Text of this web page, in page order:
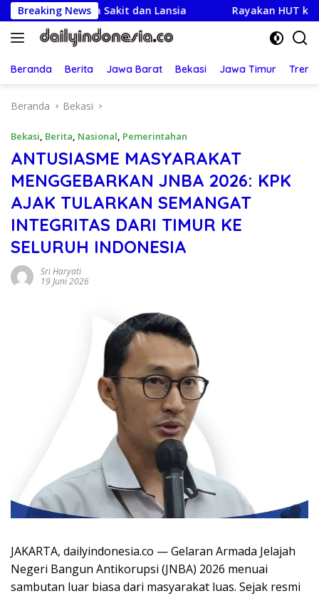
Langsung
ke
konten
Breaking News
Sakit dan Lansia Rayakan HUT ke-25,Partai
Beranda Berita Jawa Barat Bekasi Jawa Timur
Beranda Bekasi
Bekasi, Berita, Nasional, Pemerintahan
ANTUSIASME MASYARAKAT
MENGGEBARKAN JNBA 2026: KPK
AJAK TULARKAN SEMANGAT
INTEGRITAS DARI TIMUR KE
SELURUH INDONESIA
Sri Haryati
19 Juni 2026
JAKARTA, dailyindonesia.co — Gelaran Armada Jelajah
Negeri Bangun Antikorupsi (JNBA) 2026 menuai
sambutan luar biasa dari masyarakat luas. Sejak resmi